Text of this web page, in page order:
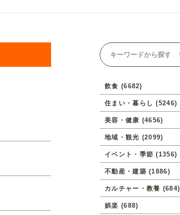
オリジナルオーダーについて
飲食 (6682)
住まい・暮らし (5246)
美容・健康 (4656)
地域・観光 (2099)
イベント・季節 (1356)
不動産・建築 (1886)
カルチャー・教養 (684)
娯楽 (688)